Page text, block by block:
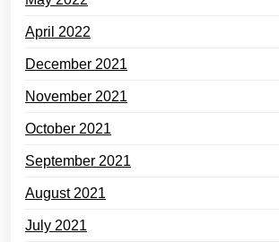
April 2022
December 2021
November 2021
October 2021
September 2021
August 2021
July 2021